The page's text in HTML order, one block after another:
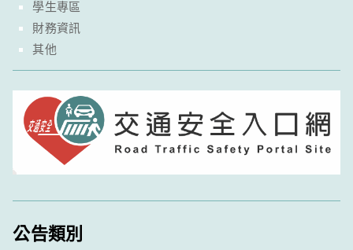
學生專區
財務資訊
其他
公告類別